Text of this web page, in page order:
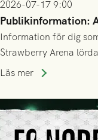
2026-07-17 9:00
Publikinformation:
Information för dig
Strawberry Arena
Läs mer